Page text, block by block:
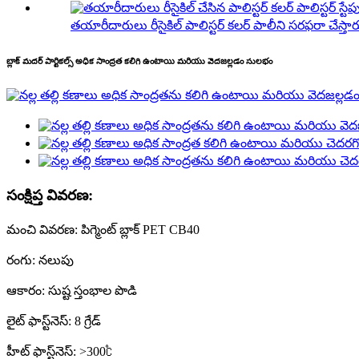
తయారీదారులు రీసైకిల్ పాలిస్టర్ కలర్ పాలీని సరఫరా
బ్లాక్ మదర్ పార్టికల్స్ అధిక సాంద్రత కలిగి ఉంటాయి మరియు వెదజల్లడం సులభం
సంక్షిప్త వివరణ:
మంచి వివరణ: పిగ్మెంట్ బ్లాక్ PET CB40
రంగు: నలుపు
ఆకారం: సుష్ట స్తంభాల పొడి
లైట్ ఫాస్ట్‌నెస్: 8 గ్రేడ్
హీట్ ఫాస్ట్‌నెస్: >300℃